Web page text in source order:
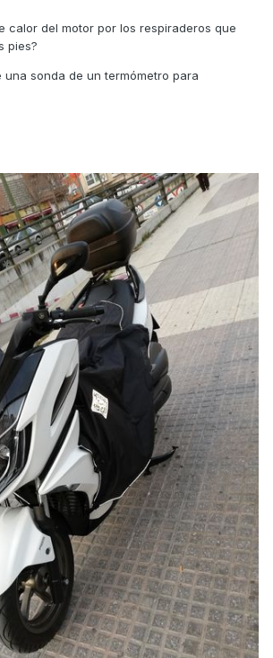
calor del motor por los respiraderos que
pies?
una sonda de un termómetro para